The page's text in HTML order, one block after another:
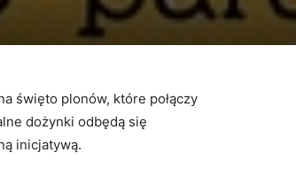
święto plonów, które połączy
dożynki odbędą się
inicjatywą.